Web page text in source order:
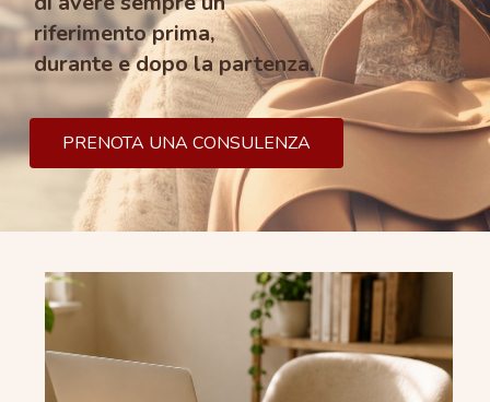
riferimento prima,
durante e dopo la partenza.
PRENOTA UNA CONSULENZA